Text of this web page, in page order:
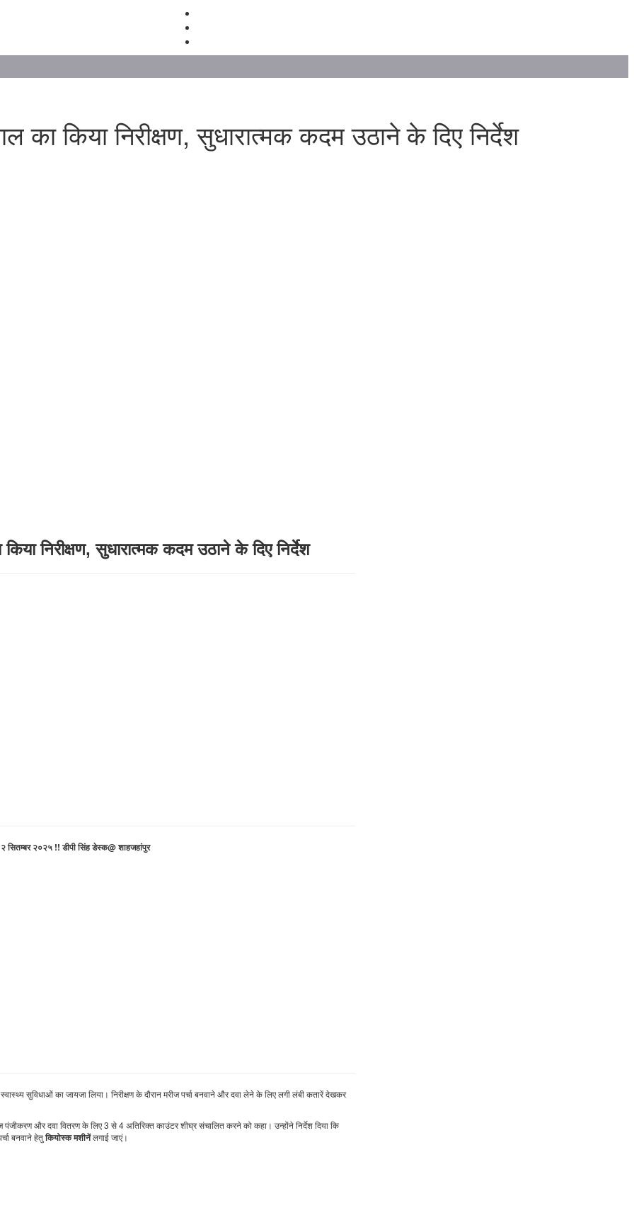
का किया निरीक्षण, सुधारात्मक कदम उठाने के दिए निर्देश
निरीक्षण, सुधारात्मक कदम उठाने के दिए निर्देश
सितम्बर २०२५ !! डीपी सिंह डेस्क@ शाहजहांपुर
सुविधाओं का जायजा लिया। निरीक्षण के दौरान मरीज पर्चा बनवाने और दवा लेने के लिए लगी लंबी कतारें देखकर
पंजीकरण और दवा वितरण के लिए 3 से 4 अतिरिक्त काउंटर शीघ्र संचालित करने को कहा। उन्होंने निर्देश दिया कि
बनवाने हेतुकियोस्क मशीनेंलगाई जाएं।